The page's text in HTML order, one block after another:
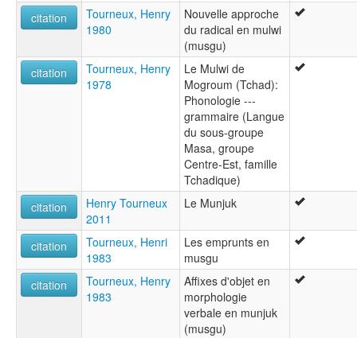
citation
Tourneux, Henry
1980
Nouvelle approche
du radical en mulwi
(musgu)
citation
Tourneux, Henry
1978
Le Mulwi de
Mogroum (Tchad):
Phonologie ---
grammaire (Langue
du sous-groupe
Masa, groupe
Centre-Est, famille
Tchadique)
citation
Henry Tourneux
2011
Le Munjuk
citation
Tourneux, Henri
1983
Les emprunts en
musgu
citation
Tourneux, Henry
1983
Affixes d'objet en
morphologie
verbale en munjuk
(musgu)